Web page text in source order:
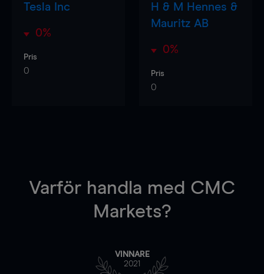
Tesla Inc
0%
Pris
0
H & M Hennes &
Mauritz AB
0%
Pris
0
Varför handla med CMC
Markets?
VINNARE
2021